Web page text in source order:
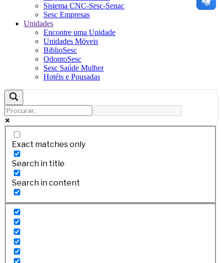
Sistema CNC-Sesc-Senac
Sesc Empresas
Unidades
Encontre uma Unidade
Unidades Móveis
BiblioSesc
OdontoSesc
Sesc Saúde Mulher
Hotéis e Pousadas
Exact matches only
Search in title
Search in content